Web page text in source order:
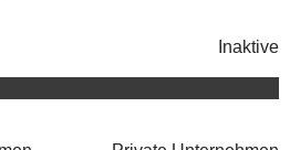
Yong Chun Lai
Inaktive